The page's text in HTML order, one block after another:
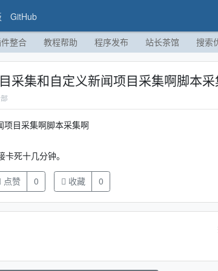
GitHub
整合 教程帮助 程序发布 站长茶馆 搜索
采集和自定义新闻项目采集啊脚本
项目采集啊脚本采集啊
死十几分钟。
点赞 0 收藏 0